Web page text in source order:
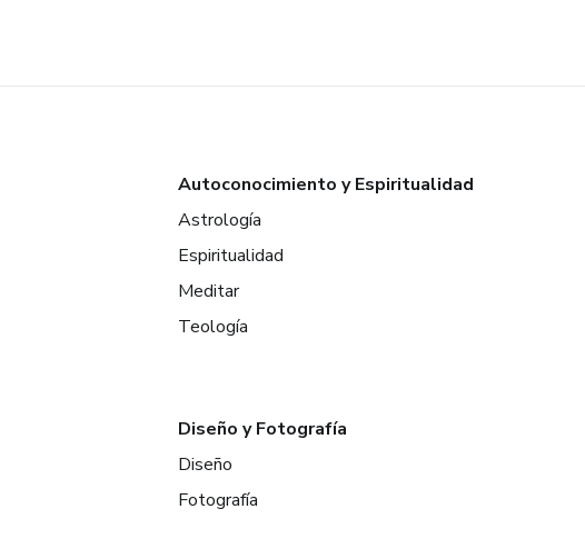
Autoconocimiento y Espiritualidad
Astrología
Espiritualidad
Meditar
Teología
Diseño y Fotografía
Diseño
Fotografía